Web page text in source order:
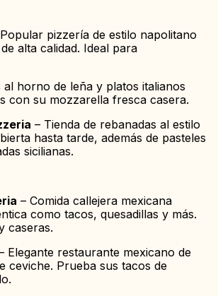
pizzería de estilo napolitano
alta calidad. Ideal para
al horno de leña y platos italianos
con su mozzarella fresca casera.
– Tienda de rebanadas al estilo
hasta tarde, además de pasteles
sicilianas.
– Comida callejera mexicana
como tacos, quesadillas y más.
caseras.
Elegante restaurante mexicano de
ceviche. Prueba sus tacos de